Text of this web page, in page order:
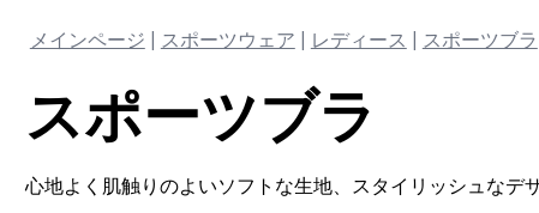
メインページ スポーツウェア レディース スポーツブラ
スポーツブラ
心地よく肌触りのよいソフトな生地、スタイリッシュなデ